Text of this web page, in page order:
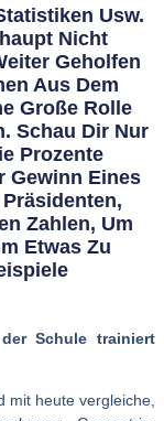
Usw.
Nicht
Geholfen
Aus Dem
Große Rolle
Schau Dir Nur
Prozente
Gewinn Eines
Zahlen, Um
Etwas Zu
Schule trainiert
mit heute vergleiche,